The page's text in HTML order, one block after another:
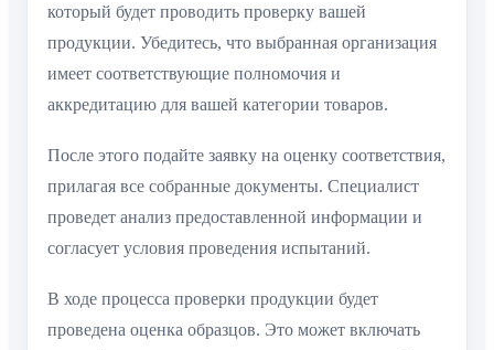
который будет проводить проверку вашей
продукции. Убедитесь, что выбранная организация
имеет соответствующие полномочия и
аккредитацию для вашей категории товаров.
После этого подайте заявку на оценку соответствия,
прилагая все собранные документы. Специалист
проведет анализ предоставленной информации и
согласует условия проведения испытаний.
В ходе процесса проверки продукции будет
проведена оценка образцов. Это может включать